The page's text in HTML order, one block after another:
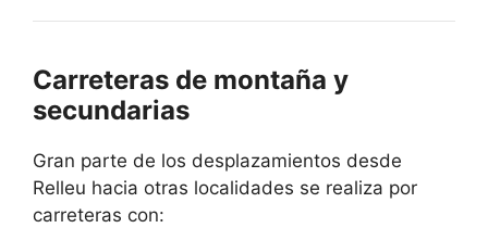
Carreteras de montaña y
secundarias
Gran parte de los desplazamientos desde
Relleu hacia otras localidades se realiza por
carreteras con: